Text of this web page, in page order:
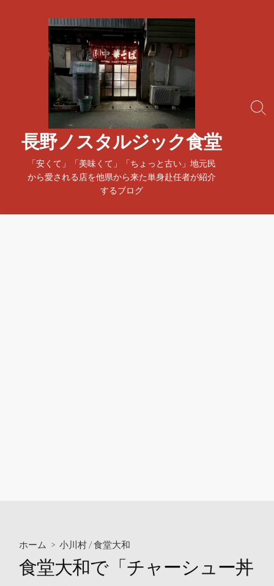
長野ノスタルジック食堂
「安くて」「美味くて」「ちょっと古い」地元民
から愛される店を他県から来た単身赴任者が紹介
するブログ
検
ホーム > 小川村 /食堂大和
食堂大和で「チャーシュー丼